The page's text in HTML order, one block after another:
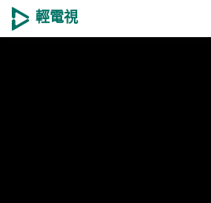
輕電視